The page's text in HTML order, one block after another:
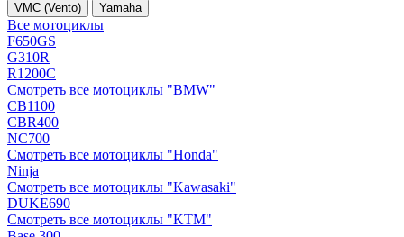
VMC (Vento)
Yamaha
Все мотоциклы
F650GS
G310R
R1200C
Смотреть все мотоциклы "BMW"
CB1100
CBR400
NC700
Смотреть все мотоциклы "Honda"
Ninja
Смотреть все мотоциклы "Kawasaki"
DUKE690
Смотреть все мотоциклы "KTM"